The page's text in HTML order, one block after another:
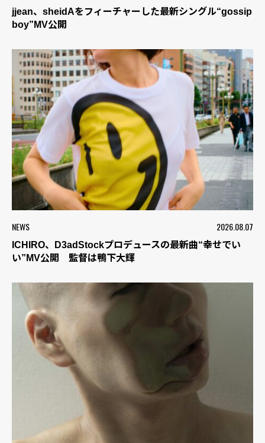
jjean、sheidAをフィーチャーした最新シングル“gossip
boy”MV公開
NEWS 2026.08.07
ICHIRO、D3adStockプロデュースの最新曲“幸せでい
い”MV公開 監督は鴨下大輝